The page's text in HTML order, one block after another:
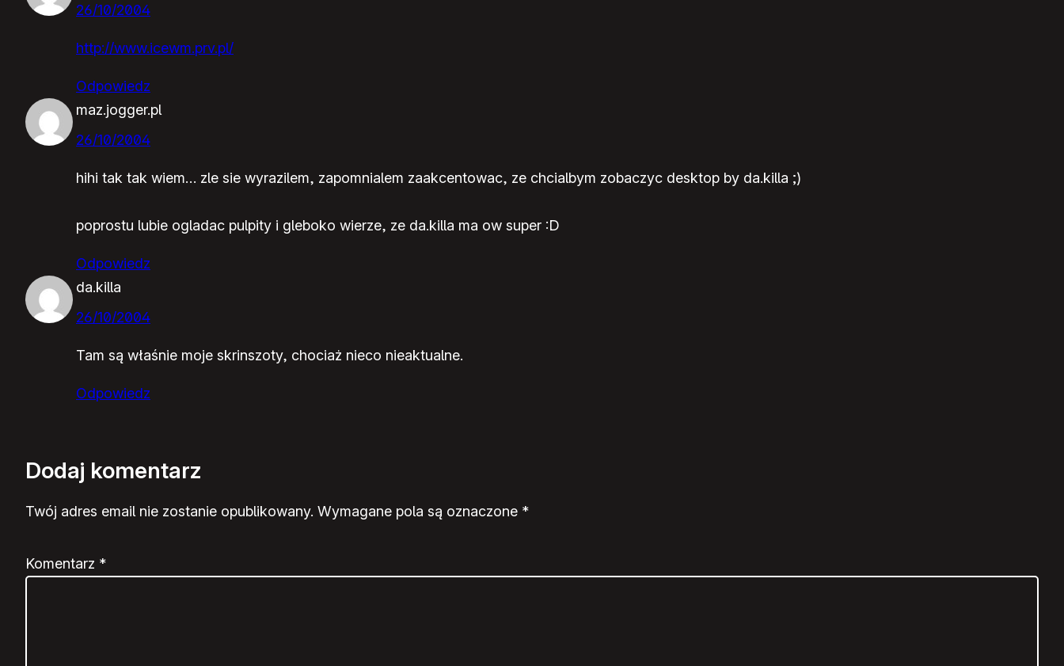
26/10/2004
http://www.icewm.prv.pl/
Odpowiedz
maz.jogger.pl
26/10/2004
hihi tak tak wiem… zle sie wyrazilem, zapomnialem zaakcentowac, ze chcialbym zobaczyc desktop by da.killa ;)
poprostu lubie ogladac pulpity i gleboko wierze, ze da.killa ma ow super :D
Odpowiedz
da.killa
26/10/2004
Tam są właśnie moje skrinszoty, chociaż nieco nieaktualne.
Odpowiedz
Dodaj komentarz
Twój adres email nie zostanie opublikowany. Wymagane pola są oznaczone *
Komentarz *